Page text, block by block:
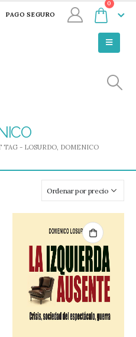
PAGO SEGURO
0
TAG - LOSURDO, DOMENICO